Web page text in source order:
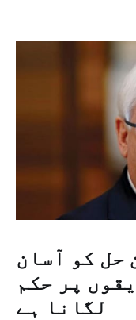
حل کو آسان
پر حکم
لگانا ہے